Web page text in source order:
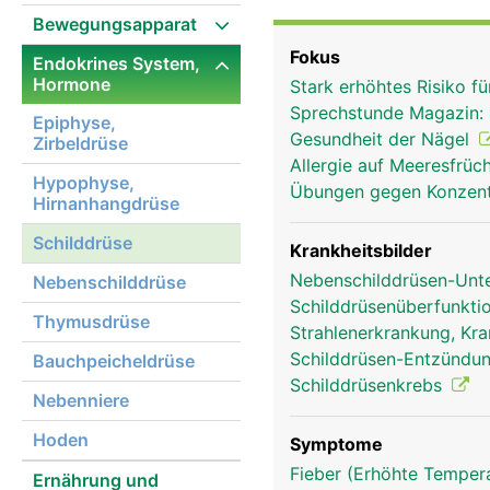
Bewegungsapparat
Endokrines System,
Hormone
Epiphyse,
Zirbeldrüse
Hypophyse,
Hirnanhangdrüse
Schilddrüse
Nebenschilddrüse
Thymusdrüse
Bauchpeicheldrüse
Nebenniere
Hoden
Ernährung und
Körpertemperatur,
sowie
zudem die Gehirn- und
an der Feinregulation
Schilddrüsenhormone
erhält und speichert.
Fokus
Stark erhöhtes Risiko
Sprechstunde Magazin:
Gesundheit der Nägel
Allergie auf
Übungen gegen
Krankheitsbilder
Nebenschilddrüsen-
Strahlenerkrankung,
Schilddrüsen-
Schilddrüsenkrebs
Symptome
Fieber (Erhöhte